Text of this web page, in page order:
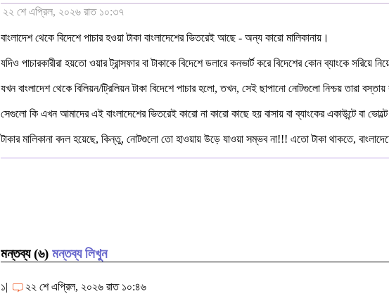
২২ শে এপ্রিল, ২০২৬ রাত ১০:৩৭
বাংলাদেশ থেকে বিদেশে পাচার হওয়া টাকা বাংলাদেশের ভিতরেই আছে - অন্য কারো মালিকানায়।
যদিও পাচারকারীরা হয়তো ওয়ার ট্রান্সফার বা টাকাকে বিদেশে ডলারে কনভার্ট করে বিদেশের কোন ব্যাংকে সরিয়ে
যখন বাংলাদেশ থেকে বিলিয়ন/ট্রিলিয়ন টাকা বিদেশে পাচার হলো, তখন, সেই ছাপানো নোটগুলো নিশ্চয় তারা
সেগুলো কি এখন আমাদের এই বাংলাদেশের ভিতরেই কারো না কারো কাছে হয় বাসায় বা ব্যাংকের একাউন্টে বা
টাকার মালিকানা বদল হয়েছে, কিন্তু, নোটগুলো তো হাওয়ায় উড়ে যাওয়া সম্ভব না!!! এতো টাকা থাকতে,
মন্তব্য (৬) মন্তব্য লিখুন
১| ২২ শে এপ্রিল, ২০২৬ রাত ১০:৪৬